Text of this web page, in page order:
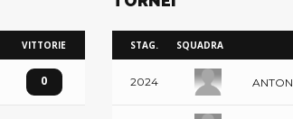
VITTORIE
0
STAG. SQUADRA
2024